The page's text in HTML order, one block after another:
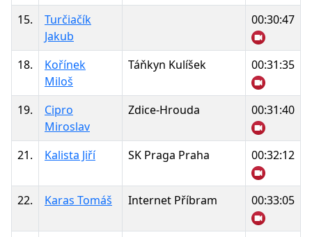
15.
Turčiačík
Jakub
00:30:47
18.
Kořínek
Miloš
Táňkyn Kulíšek 00:31:35
19.
Cipro
Miroslav
Zdice-Hrouda 00:31:40
21. Kalista Jiří SK Praga Praha 00:32:12
22. Karas Tomáš Internet Příbram 00:33:05